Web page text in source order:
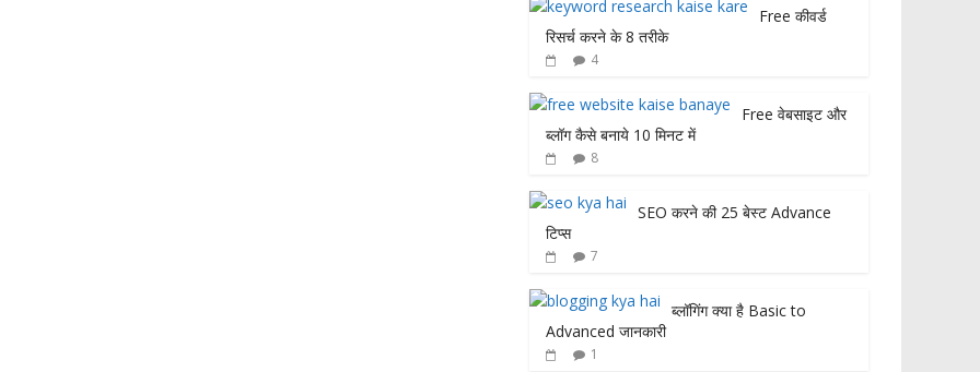
Free कीवर्ड
रिसर्च करने के 8 तरीके
4
Free वेबसाइट और
ब्लॉग कैसे बनाये 10 मिनट में
8
SEO करने की 25 बेस्ट Advance
टिप्स
7
ब्लॉगिंग क्या है Basic to
Advanced जानकारी
1